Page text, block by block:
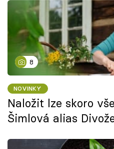
8
NOVINKY
Naložit lze skoro
Šimlová alias